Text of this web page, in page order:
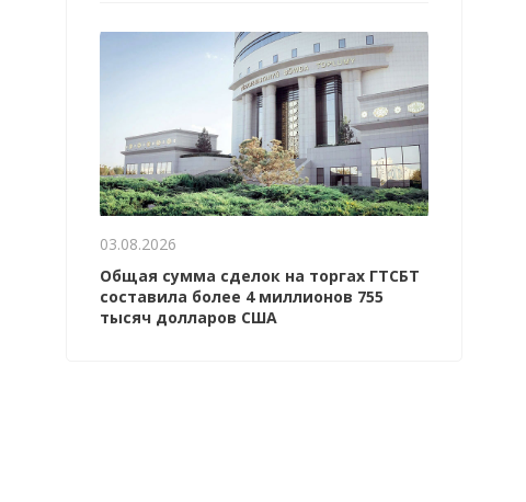
03.08.2026
Общая сумма сделок на торгах ГТСБТ
составила более 4 миллионов 755
тысяч долларов США